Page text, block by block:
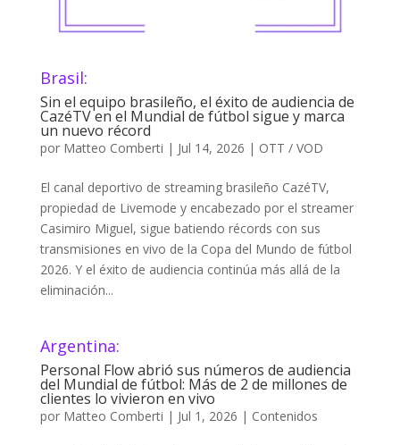
Brasil:
Sin el equipo brasileño, el éxito de audiencia de
CazéTV en el Mundial de fútbol sigue y marca
un nuevo récord
por Matteo Comberti | Jul 14, 2026 | OTT / VOD
El canal deportivo de streaming brasileño CazéTV,
propiedad de Livemode y encabezado por el streamer
Casimiro Miguel, sigue batiendo récords con sus
transmisiones en vivo de la Copa del Mundo de fútbol
2026. Y el éxito de audiencia continúa más allá de la
eliminación...
Argentina:
Personal Flow abrió sus números de audiencia
del Mundial de fútbol: Más de 2 de millones de
clientes lo vivieron en vivo
por Matteo Comberti | Jul 1, 2026 | Contenidos